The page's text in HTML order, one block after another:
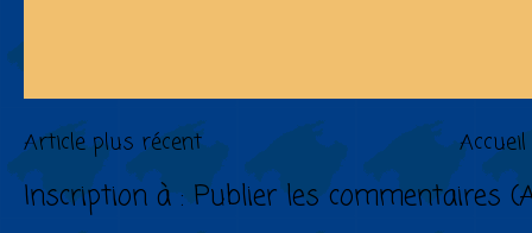
Article plus récent Accueil
Inscription à : Publier les commentaires